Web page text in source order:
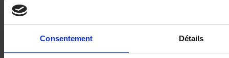
Consentement Détails